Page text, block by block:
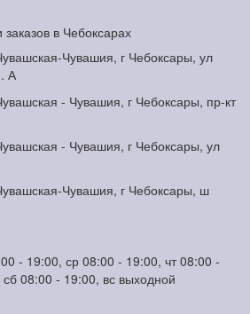
в Чебоксарах
Чувашия, г Чебоксары, ул
А
- Чувашия, г Чебоксары, пр-кт
- Чувашия, г Чебоксары, ул
Чувашия, г Чебоксары, ш
- 19:00, ср 08:00 - 19:00, чт 08:00 -
08:00 - 19:00, вс выходной